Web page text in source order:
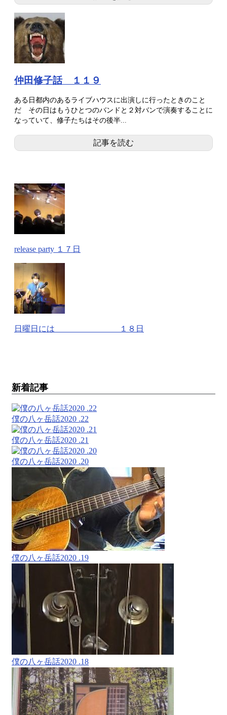
仲田修子話 １１９
ある日都内のあるライブハウスに出演しに行ったときのこと
だ その日はもうひとつのバンドと２対バンで演奏することに
なっていて、修子たちはその後半...
記事を読む
release party １７日
日曜日には １８日
新着記事
僕の八ヶ岳話2020 .22
僕の八ヶ岳話2020 .21
僕の八ヶ岳話2020 .20
僕の八ヶ岳話2020 .19
僕の八ヶ岳話2020 .18